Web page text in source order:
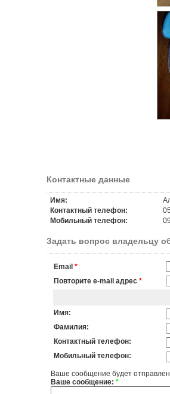
Контактные данные
Имя:
Контактный телефон:
Мобильный телефон:
Задать вопрос владельцу
Email *
Повторите e-mail адрес *
Имя:
Фамилия:
Контактный телефон:
Мобильный телефон:
Ваше сообщение будет
Ваше сообщение: *